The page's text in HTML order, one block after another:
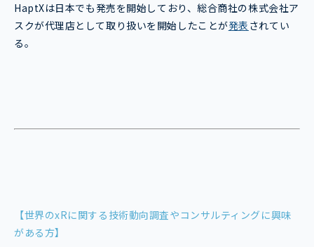
HaptXは日本でも発売を開始しており、総合商社の株式会社ア
スクが代理店として取り扱いを開始したことが発表 されてい
る。
【世界のxRに関する技術動向調査やコンサルティングに興味
がある方】